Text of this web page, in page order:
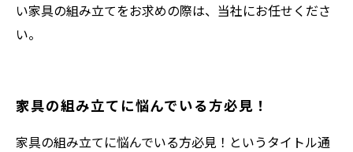
い家具の組み立てをお求めの際は、当社にお任せくださ
い。
家具の組み立てに悩んでいる方必見！
家具の組み立てに悩んでいる方必見！というタイトル通